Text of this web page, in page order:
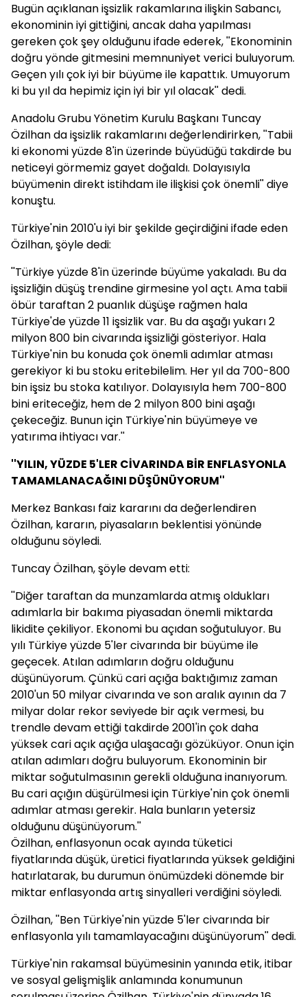
Bugün açıklanan işsizlik rakamlarına ilişkin Sabancı,
ekonominin iyi gittiğini, ancak daha yapılması
gereken çok şey olduğunu ifade ederek, ''Ekonominin
doğru yönde gitmesini memnuniyet verici buluyorum.
Geçen yılı çok iyi bir büyüme ile kapattık. Umuyorum
ki bu yıl da hepimiz için iyi bir yıl olacak'' dedi.
Anadolu Grubu Yönetim Kurulu Başkanı Tuncay
Özilhan da işsizlik rakamlarını değerlendirirken, ''Tabii
ki ekonomi yüzde 8'in üzerinde büyüdüğü takdirde bu
neticeyi görmemiz gayet doğaldı. Dolayısıyla
büyümenin direkt istihdam ile ilişkisi çok önemli'' diye
konuştu.
Türkiye'nin 2010'u iyi bir şekilde geçirdiğini ifade eden
Özilhan, şöyle dedi:
''Türkiye yüzde 8'in üzerinde büyüme yakaladı. Bu da
işsizliğin düşüş trendine girmesine yol açtı. Ama tabii
öbür taraftan 2 puanlık düşüşe rağmen hala
Türkiye'de yüzde 11 işsizlik var. Bu da aşağı yukarı 2
milyon 800 bin civarında işsizliği gösteriyor. Hala
Türkiye'nin bu konuda çok önemli adımlar atması
gerekiyor ki bu stoku eritebilelim. Her yıl da 700-800
bin işsiz bu stoka katılıyor. Dolayısıyla hem 700-800
bini eriteceğiz, hem de 2 milyon 800 bini aşağı
çekeceğiz. Bunun için Türkiye'nin büyümeye ve
yatırıma ihtiyacı var.''
''YILIN, YÜZDE 5'LER CİVARINDA BİR ENFLASYONLA
TAMAMLANACAĞINI DÜŞÜNÜYORUM''
Merkez Bankası faiz kararını da değerlendiren
Özilhan, kararın, piyasaların beklentisi yönünde
olduğunu söyledi.
Tuncay Özilhan, şöyle devam etti:
''Diğer taraftan da munzamlarda atmış oldukları
adımlarla bir bakıma piyasadan önemli miktarda
likidite çekiliyor. Ekonomi bu açıdan soğutuluyor. Bu
yılı Türkiye yüzde 5'ler civarında bir büyüme ile
geçecek. Atılan adımların doğru olduğunu
düşünüyorum. Çünkü cari açığa baktığımız zaman
2010'un 50 milyar civarında ve son aralık ayının da 7
milyar dolar rekor seviyede bir açık vermesi, bu
trendle devam ettiği takdirde 2001'in çok daha
yüksek cari açık açığa ulaşacağı gözüküyor. Onun için
atılan adımları doğru buluyorum. Ekonominin bir
miktar soğutulmasının gerekli olduğuna inanıyorum.
Bu cari açığın düşürülmesi için Türkiye'nin çok önemli
adımlar atması gerekir. Hala bunların yetersiz
olduğunu düşünüyorum.''
Özilhan, enflasyonun ocak ayında tüketici
fiyatlarında düşük, üretici fiyatlarında yüksek geldiğini
hatırlatarak, bu durumun önümüzdeki dönemde bir
miktar enflasyonda artış sinyalleri verdiğini söyledi.
Özilhan, ''Ben Türkiye'nin yüzde 5'ler civarında bir
enflasyonla yılı tamamlayacağını düşünüyorum'' dedi.
Türkiye'nin rakamsal büyümesinin yanında etik, itibar
ve sosyal gelişmişlik anlamında konumunun